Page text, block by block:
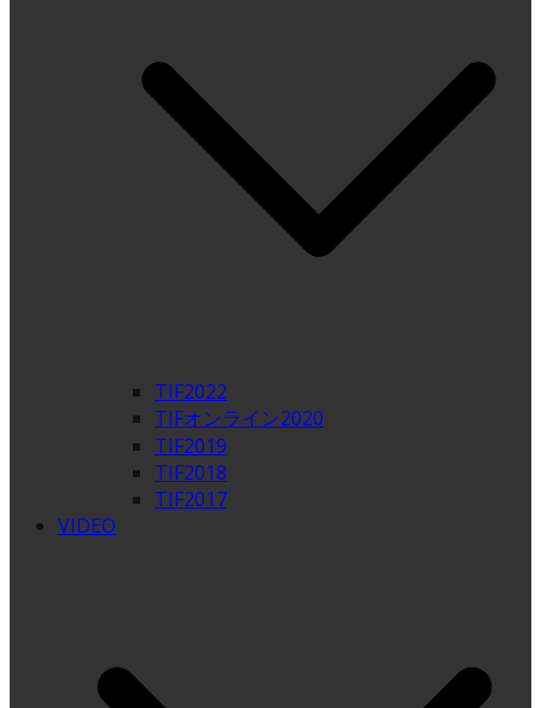
TIF2022
TIFオンライン2020
TIF2019
TIF2018
TIF2017
VIDEO